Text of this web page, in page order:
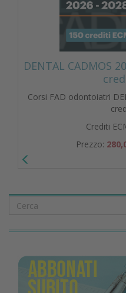
DENTAL CADMOS
Corsi FAD odontoiatri
Crediti
Prezzo: